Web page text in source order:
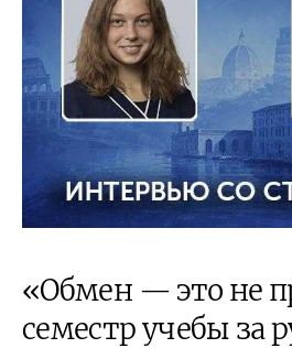
«Обмен — это не
семестр учебы за